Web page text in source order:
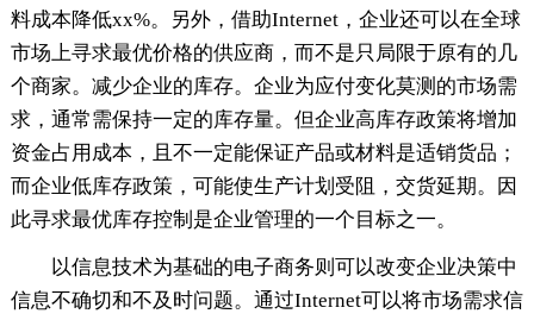
料成本降低xx%。另外，借助Internet，企业还可以在全球
市场上寻求最优价格的供应商，而不是只局限于原有的几
个商家。减少企业的库存。企业为应付变化莫测的市场需
求，通常需保持一定的库存量。但企业高库存政策将增加
资金占用成本，且不一定能保证产品或材料是适销货品；
而企业低库存政策，可能使生产计划受阻，交货延期。因
此寻求最优库存控制是企业管理的一个目标之一。
以信息技术为基础的电子商务则可以改变企业决策中
信息不确切和不及时问题。通过Internet可以将市场需求信